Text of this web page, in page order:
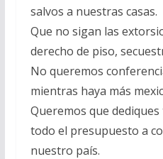
salvos a nuestras casas.
Que no sigan las
derecho de piso,
No queremos
mientras haya más
Queremos que
todo el presupuesto a
nuestro país.